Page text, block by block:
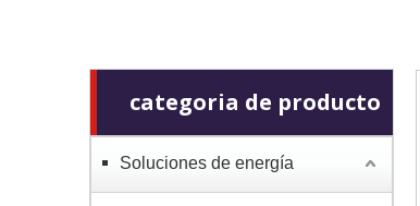
categoria de producto
Soluciones de energía